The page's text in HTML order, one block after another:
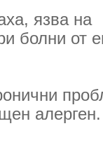
язва на
болни от
алерген.